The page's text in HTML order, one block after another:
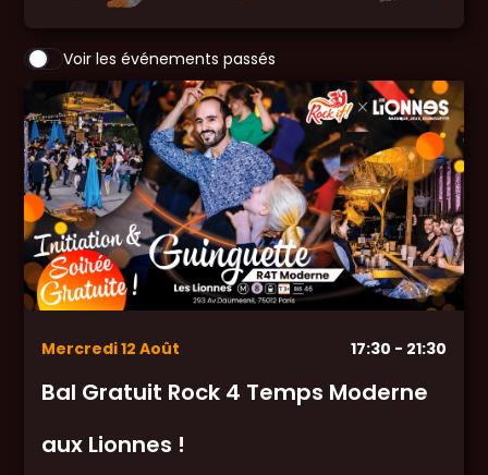
Voir les événements passés
Mercredi12 Août 17:30 - 21:30
Bal Gratuit Rock 4 Temps Moderne
aux Lionnes !